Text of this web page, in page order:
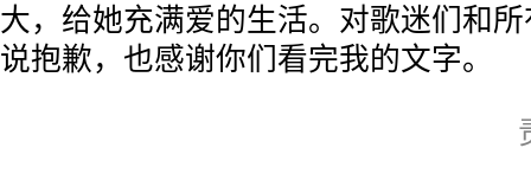
大，给她充满爱的生活。对歌迷们和
说抱歉，也感谢你们看完我的文字。